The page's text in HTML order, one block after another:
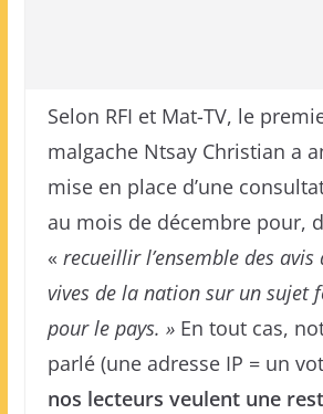
Selon RFI et Mat-TV, le
malgache Ntsay Christian a
mise en place d’une
au mois de décembre pour,
« recueillir l’ensemble des avis
vives de la nation sur un sujet
pour le pays. »En tout cas,
parlé (une adresse IP = un
nos lecteurs veulent une